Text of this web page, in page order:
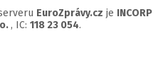
EuroZprávy.cz je INCORP
, IC: 118 23 054.